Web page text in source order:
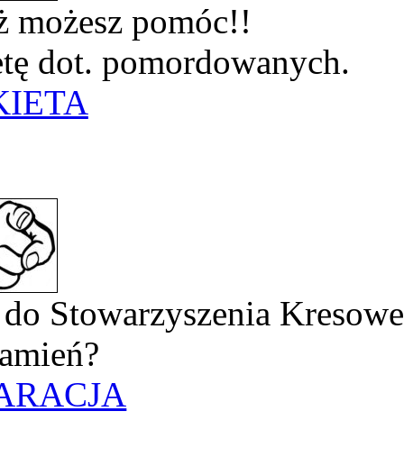
możesz pomóc!!
dot. pomordowanych.
Stowarzyszenia